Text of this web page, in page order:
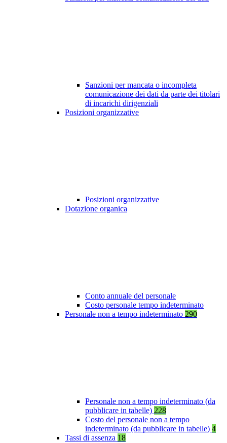
Sanzioni per mancata o incompleta
comunicazione dei dati da parte dei titolari
di incarichi dirigenziali
Posizioni organizzative
Posizioni organizzative
Dotazione organica
Conto annuale del personale
Costo personale tempo indeterminato
Personale non a tempo indeterminato 290
Personale non a tempo indeterminato (da
pubblicare in tabelle) 228
Costo del personale non a tempo
indeterminato (da pubblicare in tabelle) 4
Tassi di assenza 18